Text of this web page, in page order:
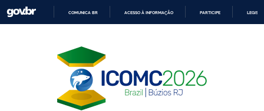
COMUNICA BR ACESSO À INFORMAÇÃO PARTICIPE